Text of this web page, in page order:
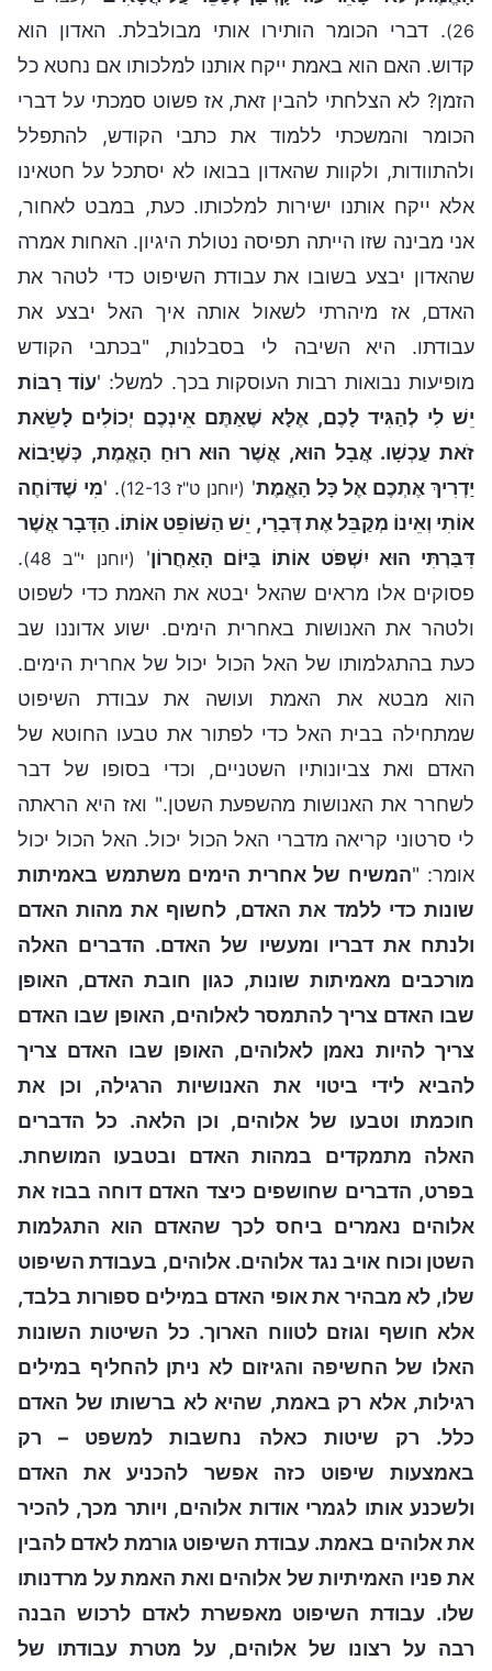
26) . דברי הכומר הותירו אותי מבולבלת. האדון הוא
קדוש. האם הוא באמת ייקח אותנו למלכותו אם נחטא כל
הזמן? לא הצלחתי להבין זאת, אז פשוט סמכתי על דברי
הכומר והמשכתי ללמוד את כתבי הקודש, להתפלל
ולהתוודות, ולקוות שהאדון בבואו לא יסתכל על חטאינו
אלא ייקח אותנו ישירות למלכותו. כעת, במבט לאחור,
אני מבינה שזו הייתה תפיסה נטולת היגיון. האחות אמרה
שהאדון יבצע בשובו את עבודת השיפוט כדי לטהר את
האדם, אז מיהרתי לשאול אותה איך האל יבצע את
עבודתו. היא השיבה לי בסבלנות, "בכתבי הקודש
מופיעות נבואות רבות העוסקות בכך. למשל: 'עוֹד רַבּוֹת
יֵשׁ לִי לְהַגִּיד לָכֶם, אֶלָּא שֶׁאַתֶּם אֵינְכֶם יְכוֹלִים לָשֵׂאת
זֺאת עַכְשָׁו. אֲבָל הוּא, אֲשֶׁר הוּא רוּחַ הָאֱמֶת, כְּשֶׁיָּבוֹא
יַדְרִיךְ אֶתְכֶם אֶל כָּל הָאֱמֶת' (יוחנן ט"ז 12-13) . 'מִי שֶׁדּוֹחֶה
אוֹתִי וְאֵינוֹ מְקַבֵּל אֶת דְּבָרַי, יֵשׁ הַשּׁוֹפֵט אוֹתוֹ. הַדָּבָר אֲשֶׁר
דִּבַּרְתִּי הוּא יִשְׁפֺּט אוֹתוֹ בַּיּוֹם הָאַחֲרוֹן' (יוחנן י"ב 48)
.
פסוקים אלו מראים שהאל יבטא את האמת כדי לשפוט
ולטהר את האנושות באחרית הימים. ישוע אדוננו שב
כעת בהתגלמותו של האל הכול יכול של אחרית הימים.
הוא מבטא את האמת ועושה את עבודת השיפוט
שמתחילה בבית האל כדי לפתור את טבעו החוטא של
האדם ואת צביונותיו השטניים, וכדי בסופו של דבר
לשחרר את האנושות מהשפעת השטן." ואז היא הראתה
לי סרטוני קריאה מדברי האל הכול יכול. האל הכול יכול
אומר: "המשיח של אחרית הימים משתמש באמיתות
שונות כדי ללמד את האדם, לחשוף את מהות האדם
ולנתח את דבריו ומעשיו של האדם. הדברים האלה
מורכבים מאמיתות שונות, כגון חובת האדם, האופן
שבו האדם צריך להתמסר לאלוהים, האופן שבו האדם
צריך להיות נאמן לאלוהים, האופן שבו האדם צריך
להביא לידי ביטוי את האנושיות הרגילה, וכן את
חוכמתו וטבעו של אלוהים, וכן הלאה. כל הדברים
האלה מתמקדים במהות האדם ובטבעו המושחת.
בפרט, הדברים שחושפים כיצד האדם דוחה בבוז את
אלוהים נאמרים ביחס לכך שהאדם הוא התגלמות
השטן וכוח אויב נגד אלוהים. אלוהים, בעבודת השיפוט
שלו, לא מבהיר את אופי האדם במילים ספורות בלבד,
אלא חושף וגוזם לטווח הארוך. כל השיטות השונות
האלו של החשיפה והגיזום לא ניתן להחליף במילים
רגילות, אלא רק באמת, שהיא לא ברשותו של האדם
כלל. רק שיטות כאלה נחשבות למשפט – רק
באמצעות שיפוט כזה אפשר להכניע את האדם
ולשכנע אותו לגמרי אודות אלוהים, ויותר מכך, להכיר
את אלוהים באמת. עבודת השיפוט גורמת לאדם להבין
את פניו האמיתיות של אלוהים ואת האמת על מרדנותו
שלו. עבודת השיפוט מאפשרת לאדם לרכוש הבנה
רבה על רצונו של אלוהים, על מטרת עבודתו של